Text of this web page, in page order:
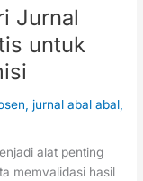
Jurnal
untuk
jurnal abal abal
alat penting
memvalidasi hasil